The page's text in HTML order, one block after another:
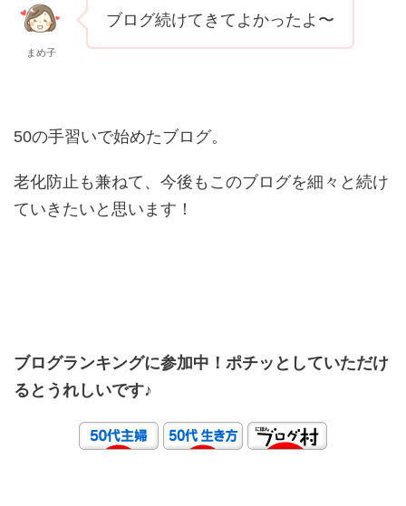
まめ子
ブログ続けてきてよかったよ〜
50の手習いで始めたブログ。
老化防止も兼ねて、今後もこのブログを細々と続け
ていきたいと思います！
ブログランキングに参加中！ポチッとしていただけ
るとうれしいです♪